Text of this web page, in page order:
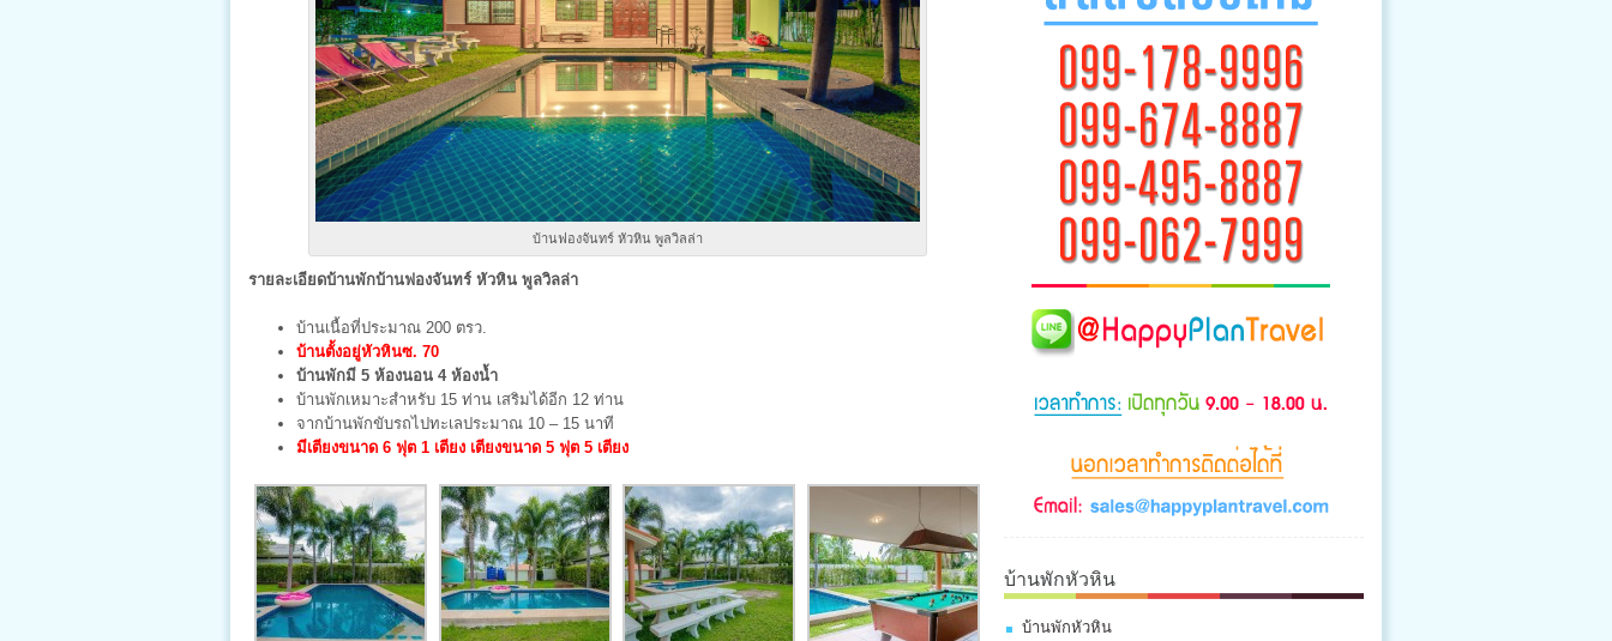
บ้านฟองจันทร์ หัวหิน พูลวิลล่า
รายละเอียดบ้านพักบ้านฟองจันทร์ หัวหิน พูลวิลล่า
บ้านเนื้อที่ประมาณ 200 ตรว.
บ้านตั้งอยู่หัวหินซ. 70
บ้านพักมี 5 ห้องนอน 4 ห้องน้ำ
บ้านพักเหมาะสำหรับ 15 ท่าน เสริมได้อีก 12 ท่าน
จากบ้านพักขับรถไปทะเลประมาณ 10 – 15 นาที
มีเตียงขนาด 6 ฟุต 1 เตียง เตียงขนาด 5 ฟุต 5 เตียง
บ้านพักหัวหิน
บ้านพักหัวหิน